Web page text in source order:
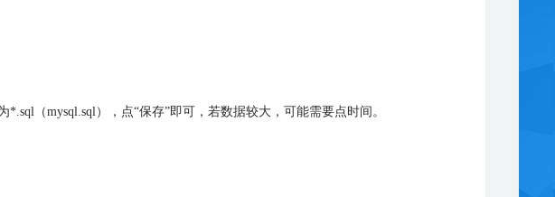
（mysql.sql），点“保存”即可，若数据较大，可能需要点时间。